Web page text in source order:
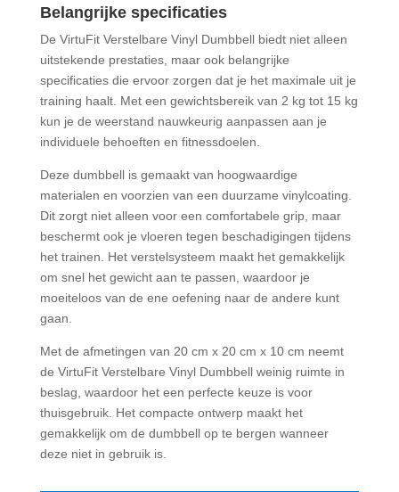
Belangrijke specificaties
De VirtuFit Verstelbare Vinyl Dumbbell biedt niet alleen
uitstekende prestaties, maar ook belangrijke
specificaties die ervoor zorgen dat je het maximale uit je
training haalt. Met een gewichtsbereik van 2 kg tot 15 kg
kun je de weerstand nauwkeurig aanpassen aan je
individuele behoeften en fitnessdoelen.
Deze dumbbell is gemaakt van hoogwaardige
materialen en voorzien van een duurzame vinylcoating.
Dit zorgt niet alleen voor een comfortabele grip, maar
beschermt ook je vloeren tegen beschadigingen tijdens
het trainen. Het verstelsysteem maakt het gemakkelijk
om snel het gewicht aan te passen, waardoor je
moeiteloos van de ene oefening naar de andere kunt
gaan.
Met de afmetingen van 20 cm x 20 cm x 10 cm neemt
de VirtuFit Verstelbare Vinyl Dumbbell weinig ruimte in
beslag, waardoor het een perfecte keuze is voor
thuisgebruik. Het compacte ontwerp maakt het
gemakkelijk om de dumbbell op te bergen wanneer
deze niet in gebruik is.